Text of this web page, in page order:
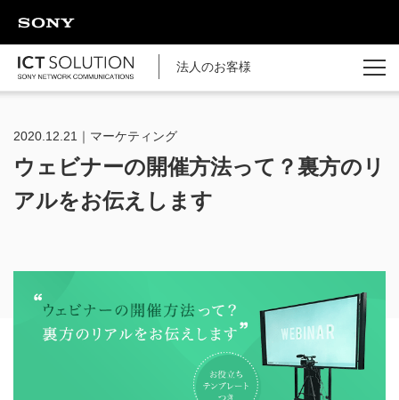
法人のお客様
2020.12.21｜マーケティング
ウェビナーの開催方法って？裏方のリ
アルをお伝えします